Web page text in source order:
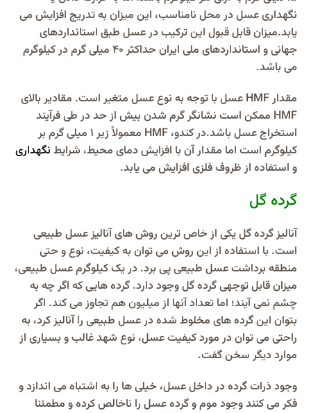
نگهداری عسل در محل نامناسب، این میزان به تدریج افزایش می
یابد.میزان قابل قبول این ترکیب در عسل طبق استانداردهای
جهانی و استانداردهای ملی ایران حداکثر 40 میلی گرم در کیلوگرم
می باشد.
مقدار HMF عسل با توجه به نوع عسل متغیر است. مقادیر بالای
HMF ممکن است نشانگر گرم شدن بیش از حد در طی فرآیند
استخراج عسل باشد.در کندو، HMF معمولاً زیر 1 میلی گرم بر
کیلوگرم است اما مقدار آن با افزایش دمای محیط، شرایط نگهداری
و استفاده از ظروف فلزی افزایش می یابد.
گرده گل
آنالیز گرده گل یکی از خاص ترین روش های آنالیز عسل طبیعی
است. با استفاده از این روش می توان به کیفیت، نوع و حتی
منطقه برداشت عسل طبیعی پی برد. در یک کیلوگرم عسل طبیعی،
میزان قابل توجهی گرده گل وجود دارد. گرده هایی که اگر چه به
چشم نمی آیند؛ اما تعداد آنها از میلیون هم تجاوز می کند. اگر
بتوان این گرده های مخلوط شده در عسل طبیعی را آنالیز کرد، به
راحتی می توان در مورد کیفیت عسل، نوع شهد غالب و بسیاری از
موارد دیگر سخن گفت.
وجود ذرات گرده در داخل عسل، خیلی ها را به اشتباه می اندازد و
فکر می کنند وجود موم و گرده عسل را ناخالص کرده و مطمئنا